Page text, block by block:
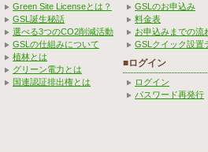
Green Site Licenseとは？
GSL誕生秘話
選べる3つのCO2削減活動
GSLの仕組みについて
植林とは
グリーン電力とは
国連認証排出権とは
GSLのお申込み
料金表
お申込みまでの流
GSLクイック設置
■ログイン
ログイン
パスワード再発行